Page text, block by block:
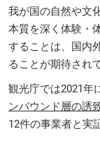
我が国の自然や文
本質を深く体験・
することは、国内
ることが期待され
観光庁では2021年
ンバウンド層の誘
12件の事業者と実